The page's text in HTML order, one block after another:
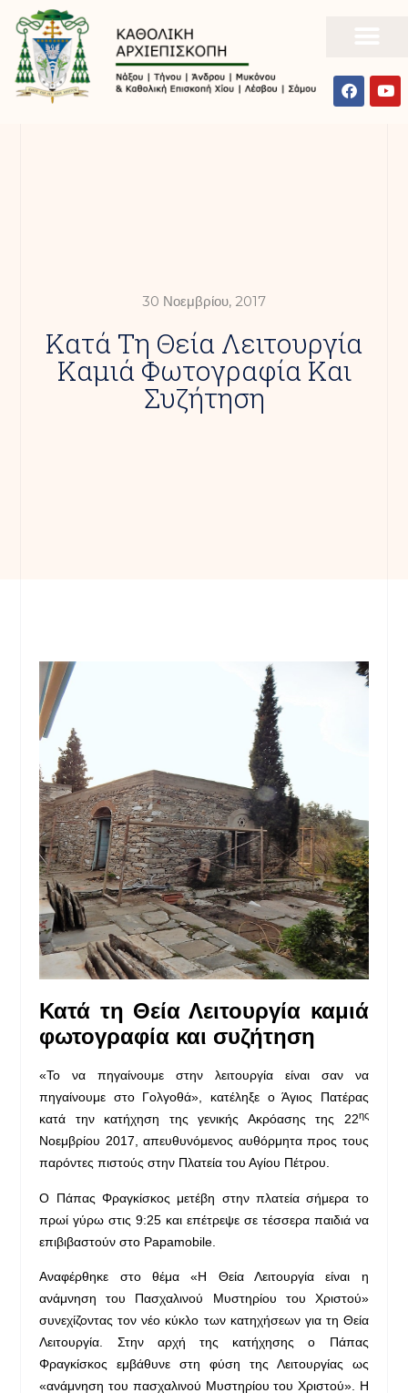
30 Νοεμβρίου, 2017
Κατά Τη Θεία Λειτουργία
Καμιά Φωτογραφία Και
Συζήτηση
Κατά τη Θεία Λειτουργία καμιά
φωτογραφία και συζήτηση
«Το να πηγαίνουμε στην λειτουργία είναι σαν να
πηγαίνουμε στο Γολγοθά», κατέληξε ο Άγιος Πατέρας
κατά την κατήχηση της γενικής Ακρόασης της 22ης
Νοεμβρίου 2017, απευθυνόμενος αυθόρμητα προς τους
παρόντες πιστούς στην Πλατεία του Αγίου Πέτρου.
Ο Πάπας Φραγκίσκος μετέβη στην πλατεία σήμερα το
πρωί γύρω στις 9:25 και επέτρεψε σε τέσσερα παιδιά να
επιβιβαστούν στο Papamobile.
Αναφέρθηκε στο θέμα «Η Θεία Λειτουργία είναι η
ανάμνηση του Πασχαλινού Μυστηρίου του Χριστού»
συνεχίζοντας τον νέο κύκλο των κατηχήσεων για τη Θεία
Λειτουργία. Στην αρχή της κατήχησης ο Πάπας
Φραγκίσκος εμβάθυνε στη φύση της Λειτουργίας ως
«ανάμνηση του πασχαλινού Μυστηρίου του Χριστού». Η